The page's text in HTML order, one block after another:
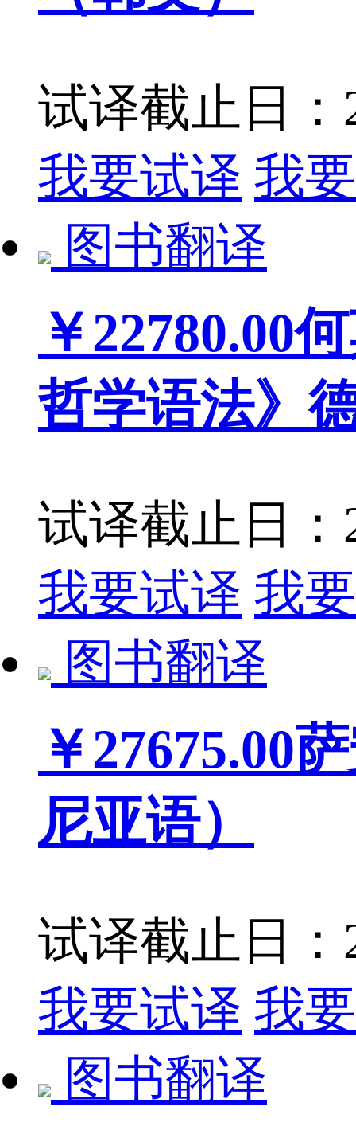
试译截止日：
我要试译 我
图书翻译
￥22780.00
哲学语法》
试译截止日：
我要试译 我
图书翻译
￥27675.00
尼亚语）
试译截止日：
我要试译 我
图书翻译